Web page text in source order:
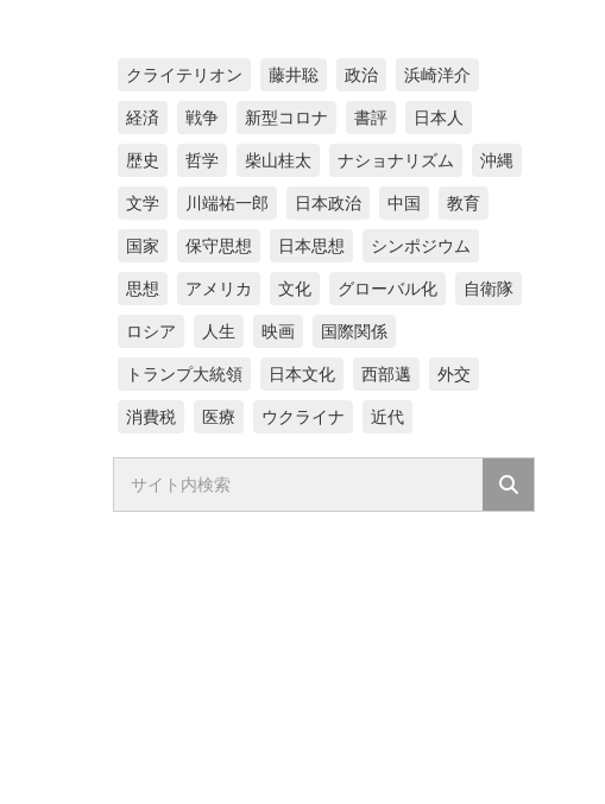
クライテリオン 藤井聡 政治 浜崎洋介
経済 戦争 新型コロナ 書評 日本人
歴史 哲学 柴山桂太 ナショナリズム 沖縄
文学 川端祐一郎 日本政治 中国 教育
国家 保守思想 日本思想 シンポジウム
思想 アメリカ 文化 グローバル化 自衛隊
ロシア 人生 映画 国際関係
トランプ大統領 日本文化 西部邁 外交
消費税 医療 ウクライナ 近代